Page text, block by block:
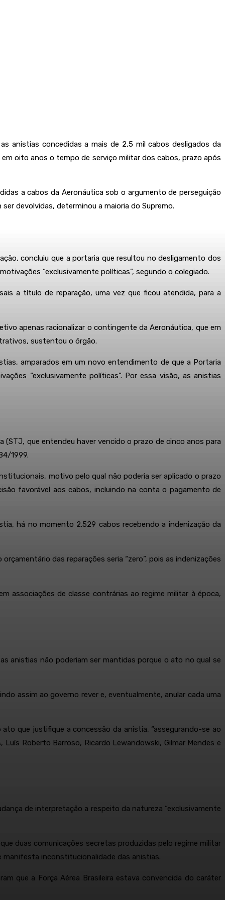
anistias concedidas a mais de 2,5 mil cabos desligados da
oito anos o tempo de serviço militar dos cabos, prazo após
a cabos da Aeronáutica sob o argumento de perseguição
devolvidas, determinou a maioria do Supremo.
concluiu que a portaria que resultou no desligamento dos
“exclusivamente políticas”, segundo o colegiado.
a título de reparação, uma vez que ficou atendida, para a
apenas racionalizar o contingente da Aeronáutica, que em
sustentou o órgão.
amparados em um novo entendimento de que a Portaria
“exclusivamente políticas”. Por essa visão, as anistias
que entendeu haver vencido o prazo de cinco anos para
1999.
motivo pelo qual não poderia ser aplicado o prazo
favorável aos cabos, incluindo na conta o pagamento de
há no momento 2.529 cabos recebendo a indenização da
das reparações seria “zero”, pois as indenizações
associações de classe contrárias ao regime militar à época,
anistias não poderiam ser mantidas porque o ato no qual se
assim ao governo rever e, eventualmente, anular cada uma
que justifique a concessão da anistia, “assegurando-se ao
Roberto Barroso, Ricardo Lewandowski, Gilmar Mendes e
de interpretação a respeito da natureza “exclusivamente
duas comunicações secretas produzidas pelo regime militar
manifesta inconstitucionalidade das anistias.
que a Força Aérea Brasileira estava convencida do caráter